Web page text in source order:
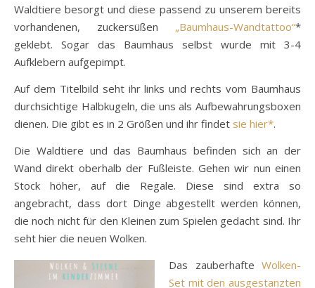
Waldtiere besorgt und diese passend zu unserem bereits
vorhandenen, zuckersüßen „Baumhaus-Wandtattoo“*
geklebt. Sogar das Baumhaus selbst wurde mit 3-4
Aufklebern aufgepimpt.
Auf dem Titelbild seht ihr links und rechts vom Baumhaus
durchsichtige Halbkugeln, die uns als Aufbewahrungsboxen
dienen. Die gibt es in 2 Größen und ihr findet sie hier*.
Die Waldtiere und das Baumhaus befinden sich an der
Wand direkt oberhalb der Fußleiste. Gehen wir nun einen
Stock höher, auf die Regale. Diese sind extra so
angebracht, dass dort Dinge abgestellt werden können,
die noch nicht für den Kleinen zum Spielen gedacht sind. Ihr
seht hier die neuen Wolken.
Das zauberhafte Wolken-
Set mit den ausgestanzten